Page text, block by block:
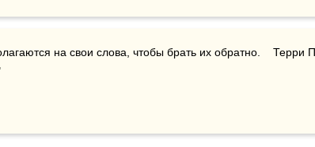
на свои слова, чтобы брать их обратно.    Терри